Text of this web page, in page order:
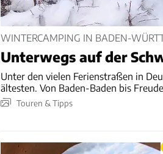
WINTERCAMPING IN BADEN-
Unterwegs auf der
Unter den vielen Ferienstraßen in
ältesten. Von Baden-Baden bis
Touren & Tipps